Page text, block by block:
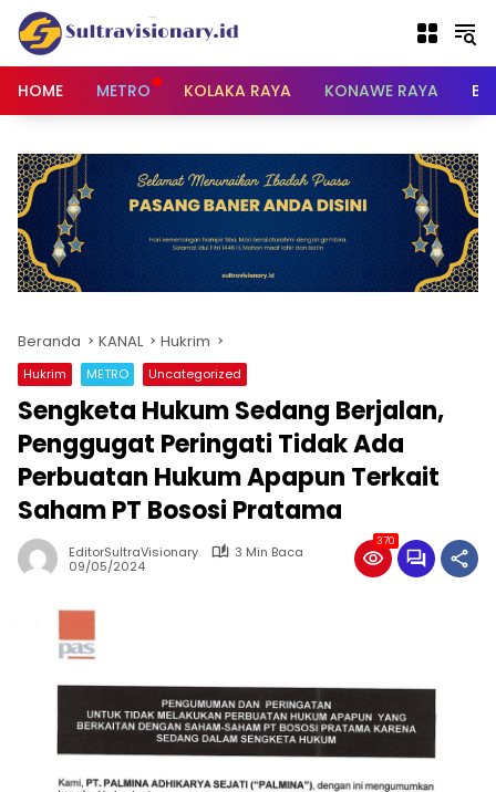
Langsung
konten
HOME
METRO KOLAKA RAYA KONAWE RAYA
Beranda KANAL Hukrim
Hukrim METRO Uncategorized
Sengketa Hukum Sedang Berjalan,
Penggugat Peringati Tidak Ada
Perbuatan Hukum Apapun Terkait
Saham PT Bososi Pratama
EditorSultraVisionary
3 Min Baca
09/05/2024
370